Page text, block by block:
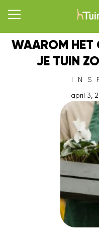
WAAROM HET
JE TUIN
april 3,